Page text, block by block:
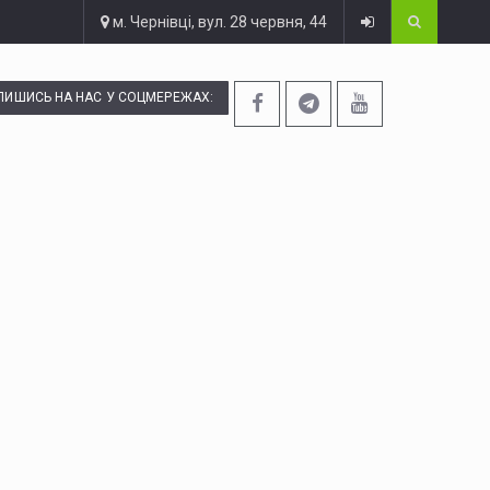
м. Чернівці, вул. 28 червня, 44
НА НАС У СОЦМЕРЕЖАХ: